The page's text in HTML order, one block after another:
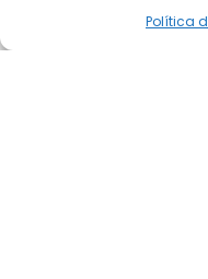
Política